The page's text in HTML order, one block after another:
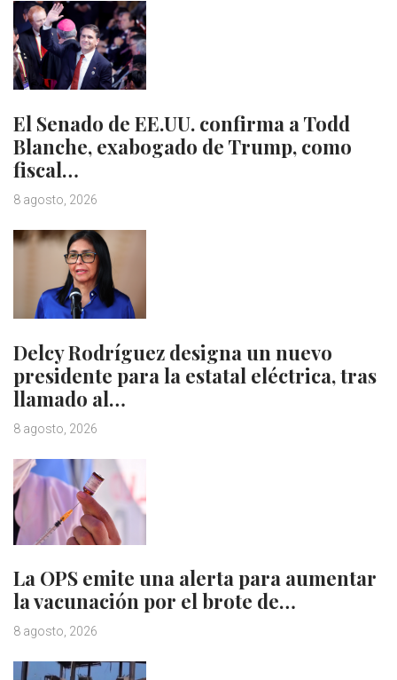
El Senado de EE.UU. confirma a Todd
Blanche, exabogado de Trump, como
fiscal…
8 agosto, 2026
Delcy Rodríguez designa un nuevo
presidente para la estatal eléctrica, tras
llamado al…
8 agosto, 2026
La OPS emite una alerta para aumentar
la vacunación por el brote de…
8 agosto, 2026